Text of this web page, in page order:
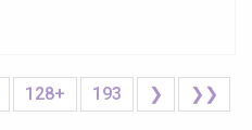
128+ 193 ❯ ❯❯